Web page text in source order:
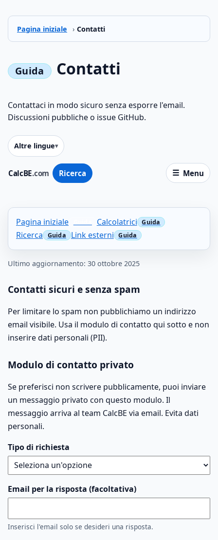
Pagina iniziale › Contatti
CalcBE.com Ricerca Menu
Contatti
Contattaci in modo sicuro senza esporre l'email.
Discussioni pubbliche o issue GitHub.
Altre lingue
Pagina iniziale
Calcolatrici
Ricerca
Link esterni
Ultimo aggiornamento: 30 ottobre 2025
Contatti sicuri e senza spam
Per limitare lo spam non pubblichiamo un indirizzo
email visibile. Usa il modulo di contatto qui sotto e non
inserire dati personali (PII).
Modulo di contatto privato
Se preferisci non scrivere pubblicamente, puoi inviare
un messaggio privato con questo modulo. Il
messaggio arriva al team CalcBE via email. Evita dati
personali.
Tipo di richiesta
Email per la risposta (facoltativa)
Inserisci l'email solo se desideri una risposta.